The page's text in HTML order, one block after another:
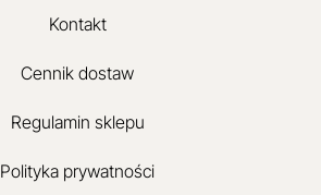
Kontakt
Cennik dostaw
Regulamin sklepu
Polityka prywatności